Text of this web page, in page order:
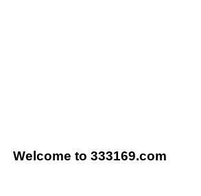
Welcome to 333169.com